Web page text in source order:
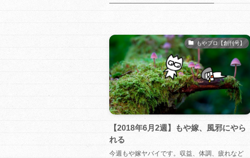
もやブロ【創刊号】
【2018年6月2週】もや嫁、風邪にやら
れる
今週もや嫁ヤバイです。収益、体調、疲れなど